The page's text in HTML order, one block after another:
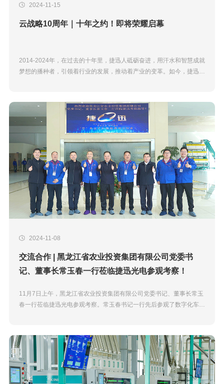
2024-11-15
云战略10周年｜十年之约！即将荣耀启幕
2014-2024年，在过去的十年里，捷迅人砥砺奋进，用汗水和智慧成就
梦想的播种者，引领着行业的发展，推动着产业的变革。如今，捷迅站
2024-11-08
交流合作 | 黑龙江省农业投资集团有限公司党委书
记、董事长常玉春一行莅临捷迅光电参观考察！
11月7日上午，黑龙江省农业投资集团有限公司党委书记、董事长常玉
春一行莅临捷迅光电参观考察。常玉春书记一行先后参观了数字化车